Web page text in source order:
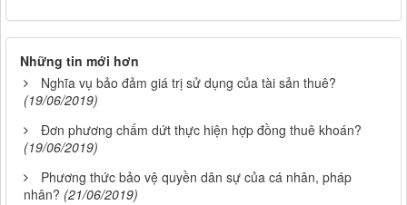
Những tin mới hơn
Nghĩa vụ bảo đảm giá trị sử dụng của tài sản thuê?
(19/06/2019)
Đơn phương chấm dứt thực hiện hợp đồng thuê khoán?
(19/06/2019)
Phương thức bảo vệ quyền dân sự của cá nhân, pháp
nhân? (21/06/2019)